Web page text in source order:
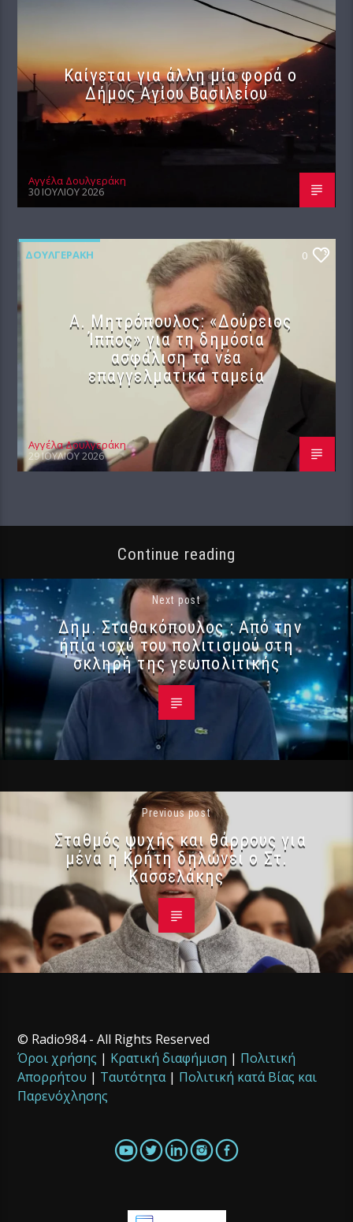
Καίγεται για άλλη μία φορά ο
Δήμος Αγίου Βασιλείου
Αγγέλα Δουλγεράκη
30 ΙΟΥΛΊΟΥ 2026
ΔΟΥΛΓΕΡΆΚΗ 0
Α. Μητρόπουλος: «Δούρειος
Ίππος» για τη δημόσια
ασφάλιση τα νέα
επαγγελματικά ταμεία
Αγγέλα Δουλγεράκη
29 ΙΟΥΛΊΟΥ 2026
Continue reading
Next post
Δημ. Σταθακόπουλος : Από την
ήπια ισχύ του πολιτισμού στη
σκληρή της γεωπολιτικής
Previous post
Σταθμός ψυχής και θάρρους για
μένα η Κρήτη δηλώνει ο Στ.
Κασσελάκης
© Radio984 - All Rights Reserved
Όροι χρήσης | Κρατική διαφήμιση | Πολιτική
Απορρήτου | Ταυτότητα| Πολιτική κατά Βίας και
Παρενόχλησης